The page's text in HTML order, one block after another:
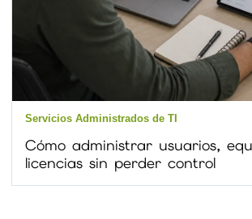
Servicios Administrados de TI
Cómo administrar usuarios,
licencias sin perder control